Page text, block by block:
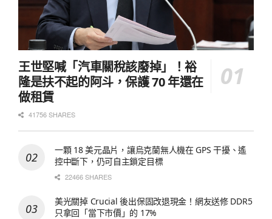
王世堅喊「汽車關稅該廢掉」！裕
隆是扶不起的阿斗，保護 70 年還在
做租賃
41756 SHARES
一顆 18 美元晶片，讓烏克蘭無人機在 GPS 干擾、遙
控中斷下，仍可自主鎖定目標
22466 SHARES
美光關掉 Crucial 後出保固改退現金！網友送修 DDR5
只拿回「當下市價」的 17%